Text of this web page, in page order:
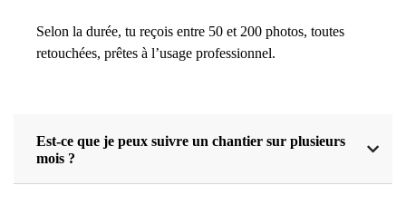
Selon la durée, tu reçois entre 50 et 200 photos, toutes
retouchées, prêtes à l’usage professionnel.
Est-ce que je peux suivre un chantier sur plusieurs
mois ?